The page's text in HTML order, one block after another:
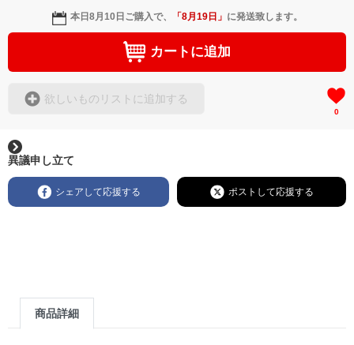
本日8月10日 ご購入で、 「8月19日 」 に発送致します。
カートに追加
欲しいものリストに追加する
0
異議申し立て
シェアして応援する ポストして応援する
商品詳細